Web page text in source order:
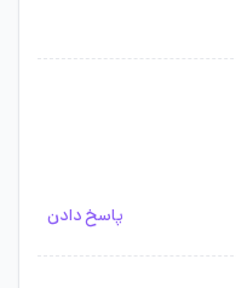
پاسخ دادن